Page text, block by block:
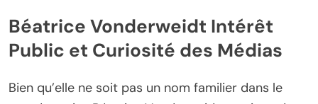
Béatrice Vonderweidt Intérêt
Public et Curiosité des Médias
Bien qu’elle ne soit pas un nom familier dans le